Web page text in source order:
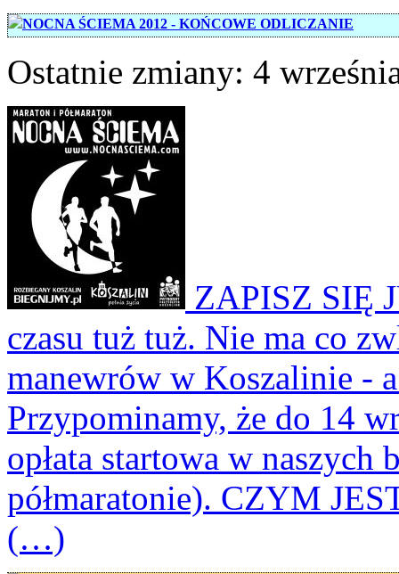
NOCNA ŚCIEMA 2012 - KOŃCOWE ODLICZANIE
Ostatnie zmiany: 4
ZAPISZ SIĘ
czasu tuż tuż. Nie ma co
manewrów w Koszalinie -
Przypominamy, że do 14
opłata startowa w naszych
półmaratonie). CZYM
(…)